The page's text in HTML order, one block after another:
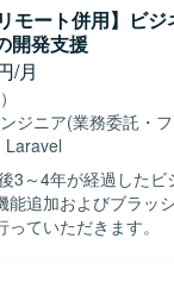
モート併用】ビ
開発支援
/月
ジニア(業務委託・
Laravel
3～4年が経過した
能追加およびブラッ
きます。 【作業内容】 ビジ
まで一貫してご担当